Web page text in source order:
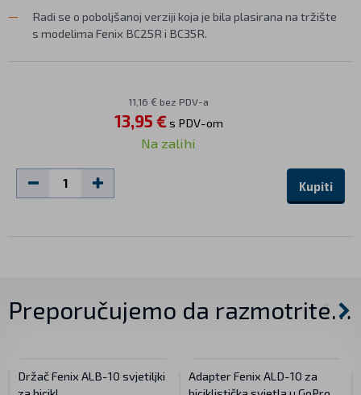
Radi se o poboljšanoj verziji koja je bila plasirana na tržište
s modelima Fenix BC25R i BC35R.
11,16 € bez PDV-a
13,95 €s PDV-om
Na zalihi
Kupiti
Preporučujemo da razmotrite…
Držač Fenix ALB-10 svjetiljki
Adapter Fenix ALD-10 za